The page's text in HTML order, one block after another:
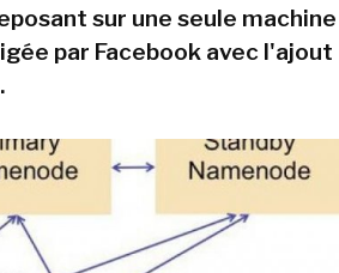
sur une seule machine
par Facebook avec l'ajout